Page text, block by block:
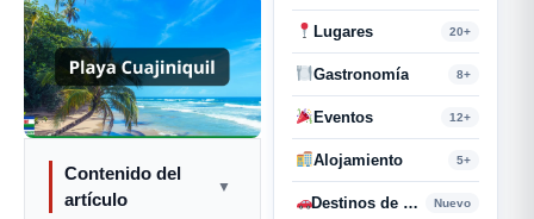
Contenido del
artículo
▼
Lugares 20+
Gastronomía 8+
Eventos 12+
Alojamiento 5+
Destinos de Paso Nuevo